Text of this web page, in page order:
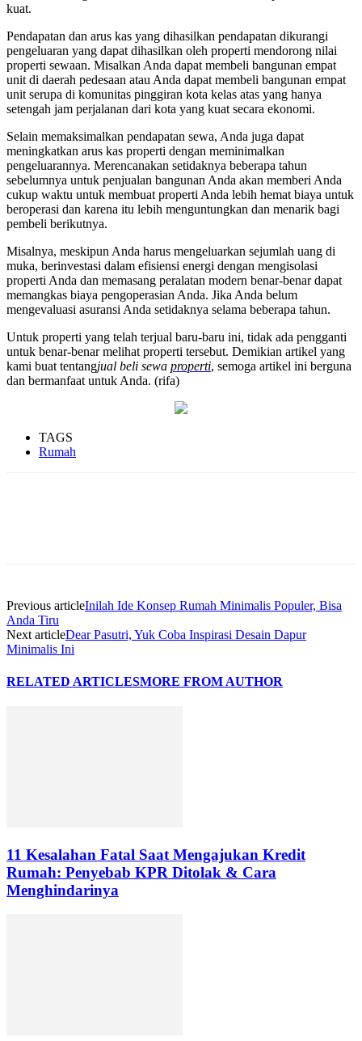
kuat.
Pendapatan dan arus kas yang dihasilkan pendapatan dikurangi
pengeluaran yang dapat dihasilkan oleh properti mendorong nilai
properti sewaan. Misalkan Anda dapat membeli bangunan empat
unit di daerah pedesaan atau Anda dapat membeli bangunan empat
unit serupa di komunitas pinggiran kota kelas atas yang hanya
setengah jam perjalanan dari kota yang kuat secara ekonomi.
Selain memaksimalkan pendapatan sewa, Anda juga dapat
meningkatkan arus kas properti dengan meminimalkan
pengeluarannya. Merencanakan setidaknya beberapa tahun
sebelumnya untuk penjualan bangunan Anda akan memberi Anda
cukup waktu untuk membuat properti Anda lebih hemat biaya untuk
beroperasi dan karena itu lebih menguntungkan dan menarik bagi
pembeli berikutnya.
Misalnya, meskipun Anda harus mengeluarkan sejumlah uang di
muka, berinvestasi dalam efisiensi energi dengan mengisolasi
properti Anda dan memasang peralatan modern benar-benar dapat
memangkas biaya pengoperasian Anda. Jika Anda belum
mengevaluasi asuransi Anda setidaknya selama beberapa tahun.
Untuk properti yang telah terjual baru-baru ini, tidak ada pengganti
untuk benar-benar melihat properti tersebut. Demikian artikel yang
kami buat tentangjual beli sewa properti, semoga artikel ini berguna
dan bermanfaat untuk Anda. (rifa)
TAGS
Rumah
Previous articleInilah Ide Konsep Rumah Minimalis Populer, Bisa
Anda Tiru
Next articleDear Pasutri, Yuk Coba Inspirasi Desain Dapur
Minimalis Ini
RELATED ARTICLESMORE FROM AUTHOR
11 Kesalahan Fatal Saat Mengajukan Kredit
Rumah: Penyebab KPR Ditolak & Cara
Menghindarinya